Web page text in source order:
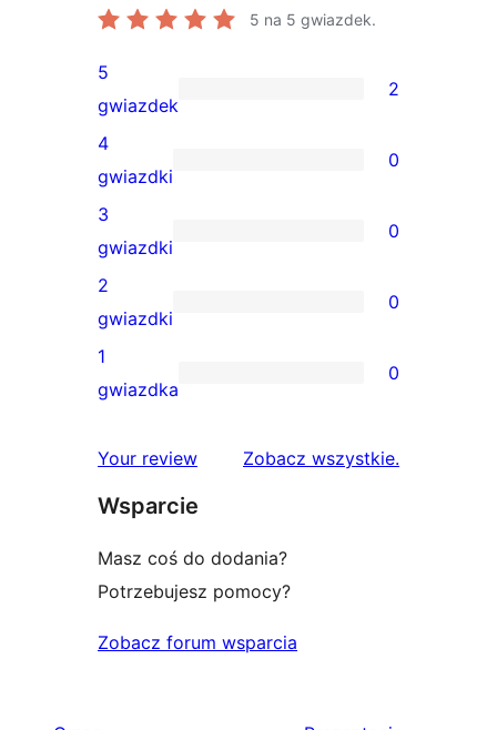
5 na 5 gwiazdek.
2
recenzje
5-
gwiazdkowe
5
gwiazdek
2
0
recenzji
4-
gwiazdkowych
4
gwiazdki
0
0
recenzji
3-
gwiazdkowych
3
gwiazdki
0
0
recenzji
2-
2
gwiazdki
0
0
1-
1
gwiazdka
0
Your review Zobacz wszystkierecenzje
.
Wsparcie
Masz coś do dodania?
Potrzebujesz pomocy?
Zobacz forum wsparcia